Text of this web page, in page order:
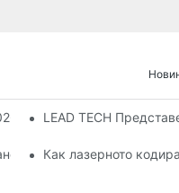
в Дюселдорф
LEAD TECH
на гъвкави опаковки
Как лазерното